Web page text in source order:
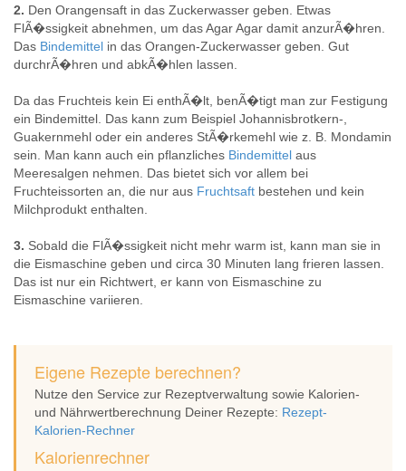
2. Den Orangensaft in das Zuckerwasser geben. Etwas
FlÃ�ssigkeit abnehmen, um das Agar Agar damit anzurÃ�hren.
Das Bindemittel in das Orangen-Zuckerwasser geben. Gut
durchrÃ�hren und abkÃ�hlen lassen.
Da das Fruchteis kein Ei enthÃ�lt, benÃ�tigt man zur Festigung
ein Bindemittel. Das kann zum Beispiel Johannisbrotkern-,
Guakernmehl oder ein anderes StÃ�rkemehl wie z. B. Mondamin
sein. Man kann auch ein pflanzliches Bindemittel aus
Meeresalgen nehmen. Das bietet sich vor allem bei
Fruchteissorten an, die nur aus Fruchtsaft bestehen und kein
Milchprodukt enthalten.
3. Sobald die FlÃ�ssigkeit nicht mehr warm ist, kann man sie in
die Eismaschine geben und circa 30 Minuten lang frieren lassen.
Das ist nur ein Richtwert, er kann von Eismaschine zu
Eismaschine variieren.
Eigene Rezepte berechnen?
Nutze den Service zur Rezeptverwaltung sowie Kalorien-
und Nährwertberechnung Deiner Rezepte: Rezept-
Kalorien-Rechner
Kalorienrechner